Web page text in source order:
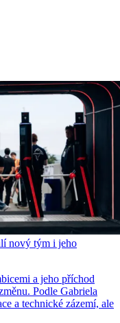
nový tým i jeho
a jeho příchod
Podle Gabriela
a technické zázemí, ale